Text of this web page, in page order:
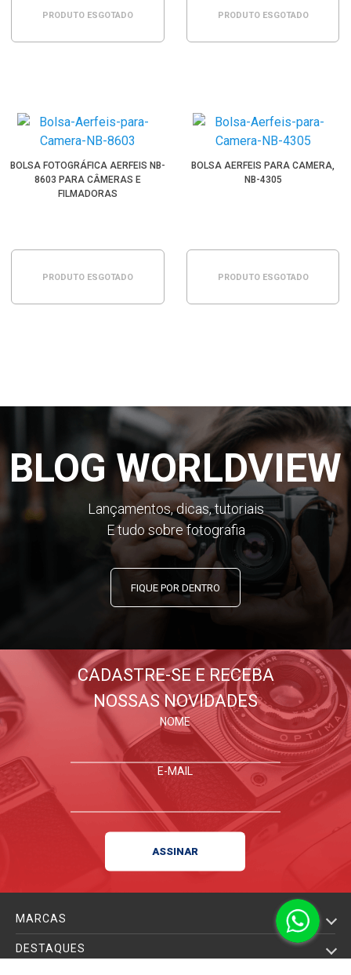
PRODUTO ESGOTADO PRODUTO ESGOTADO
BOLSA FOTOGRÁFICA AERFEIS NB-
8603 PARA CÂMERAS E
FILMADORAS
PRODUTO ESGOTADO
BOLSA AERFEIS PARA CAMERA,
NB-4305
PRODUTO ESGOTADO
BLOG WORLDVIEW
Lançamentos, dicas, tutoriais
E tudo sobre fotografia
FIQUE POR DENTRO
CADASTRE-SE E RECEBA
NOSSAS NOVIDADES
NOME
E-MAIL
MARCAS
DESTAQUES